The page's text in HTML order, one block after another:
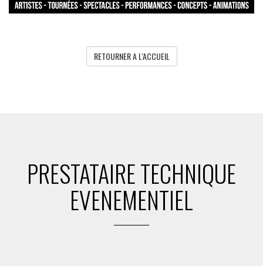
RETOURNER A L'ACCUEIL
PRESTATAIRE TECHNIQUE
EVENEMENTIEL